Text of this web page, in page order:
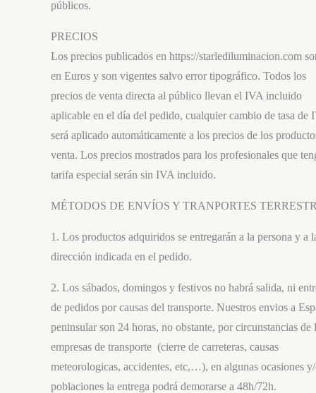
públicos.
PRECIOS
Los precios publicados en https://starlediluminacion.com
en Euros y son vigentes salvo error tipográfico. Todos los
precios de venta directa al público llevan el IVA incluido
aplicable en el día del pedido, cualquier cambio de tasa de
será aplicado automáticamente a los precios de los
venta. Los precios mostrados para los profesionales que
tarifa especial serán sin IVA incluido.
MÉTODOS DE ENVÍOS Y TRANPORTES
1. Los productos adquiridos se entregarán a la persona y a
dirección indicada en el pedido.
2. Los sábados, domingos y festivos no habrá salida, ni
de pedidos por causas del transporte. Nuestros envios a
peninsular son 24 horas, no obstante, por circunstancias de
empresas de transporte (cierre de carreteras, causas
meteorologicas, accidentes, etc,…), en algunas ocasiones
poblaciones la entrega podrá demorarse a 48h/72h.